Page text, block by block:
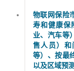
物联网保险
寿和健康保
业、汽车等
售人员）
等）、按最
以及区域预